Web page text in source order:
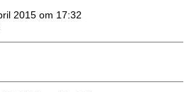
2015 om 17:32